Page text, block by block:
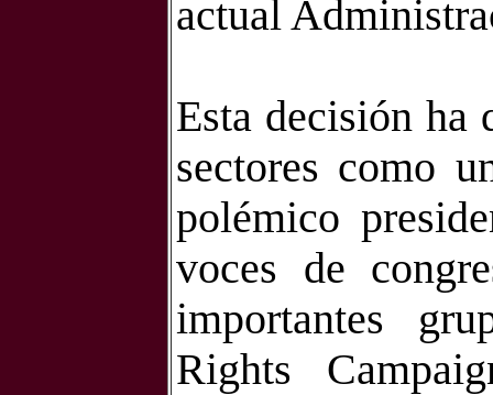
actual
Esta decisión ha
sectores como
polémico
voces de
importantes
Rights